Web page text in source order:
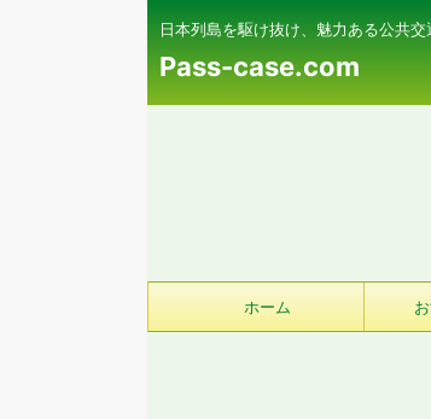
日本列島を駆け抜け、魅力ある公共交
Pass-case.com
ホーム